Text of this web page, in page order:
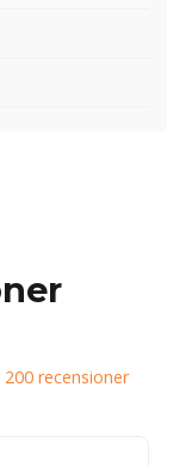
recensioner